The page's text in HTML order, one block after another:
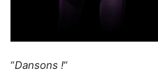
“Dansons !“